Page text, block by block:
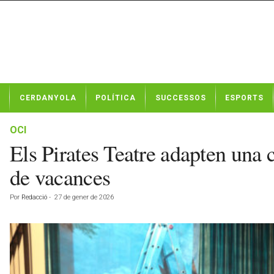
t
CERDANYOLA POLÍTICA SUCCESSOS ESPORTS
OCI
Els Pirates Teatre adapten
de vacances
Por Redacció - 27 de gener de 2026